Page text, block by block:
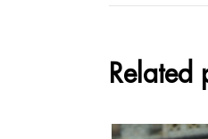
Related